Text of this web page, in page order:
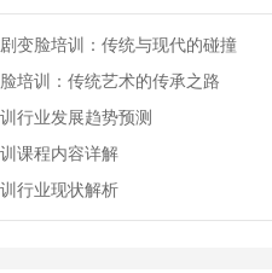
变脸培训：传统与现代的碰撞
培训：传统艺术的传承之路
行业发展趋势预测
课程内容详解
行业现状解析